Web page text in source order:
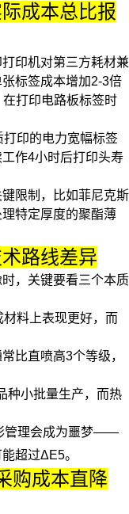
成本总比报
印机对第三方耗材兼
标签成本增加2-3倍
打印电路板标签时
打印的电力宽幅标签
作4小时后打印头寿
限制，比如菲尼克斯
特定厚度的聚酯薄
路线差异
，关键要看三个本质
料上表现更好，而
比直喷高3个等级，
种小批量生产，而热
管理会成为噩梦——
超过ΔE5。
购成本直降